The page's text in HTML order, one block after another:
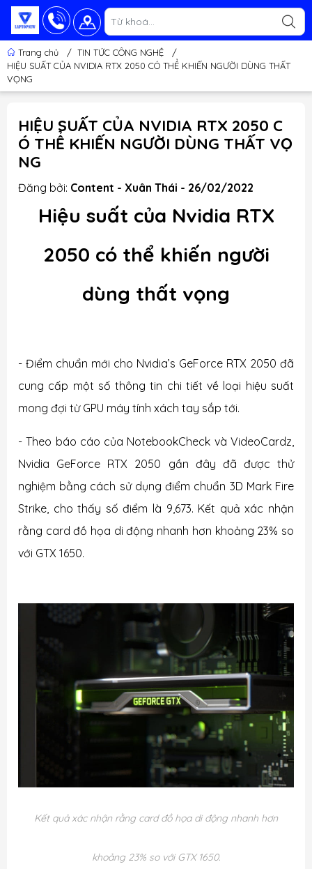
Trang chủ / TIN TỨC CÔNG NGHỆ
/
HIỆU SUẤT CỦA NVIDIA RTX 2050 CÓ THỂ KHIẾN NGƯỜI DÙNG THẤT
VỌNG
HIỆU SUẤT CỦA NVIDIA RTX 2050 C
Ó THỂ KHIẾN NGƯỜI DÙNG THẤT VỌ
NG
Đăng bởi: Content - Xuân Thái - 26/02/2022
Hiệu suất của Nvidia RTX
2050 có thể khiến người
dùng thất vọng
- Điểm chuẩn mới cho Nvidia’s GeForce RTX 2050 đã
cung cấp một số thông tin chi tiết về loại hiệu suất
mong đợi từ GPU máy tính xách tay sắp tới.
- Theo báo cáo của NotebookCheck và VideoCardz,
Nvidia GeForce RTX 2050 gần đây đã được thử
nghiệm bằng cách sử dụng điểm chuẩn 3D Mark Fire
Strike, cho thấy số điểm là 9,673. Kết quả xác nhận
rằng card đồ họa di động nhanh hơn khoảng 23% so
với GTX 1650.
Kết quả xác nhận rằng card đồ họa di động nhanh hơn
khoảng 23% so với GTX 1650.